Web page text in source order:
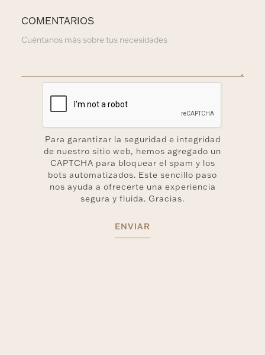
COMENTARIOS
Para garantizar la seguridad e integridad
de nuestro sitio web, hemos agregado un
CAPTCHA para bloquear el spam y los
bots automatizados. Este sencillo paso
nos ayuda a ofrecerte una experiencia
segura y fluida. Gracias.